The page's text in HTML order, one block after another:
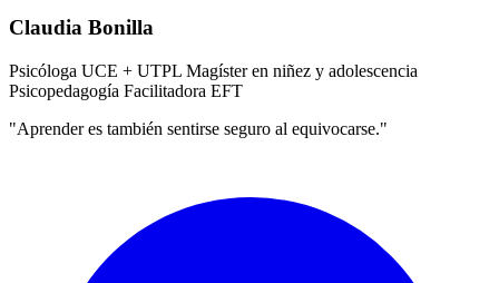
Claudia Bonilla
Psicóloga UCE + UTPL Magíster en niñez y adolescencia
Psicopedagogía Facilitadora EFT
"Aprender es también sentirse seguro al equivocarse."